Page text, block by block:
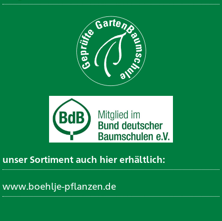
unser Sortiment auch hier erhältlich:
www.boehlje-pflanzen.de